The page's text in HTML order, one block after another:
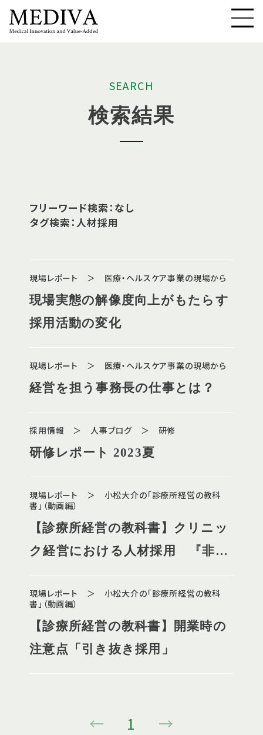
SEARCH
検索結果
フリーワード検索：なし
タグ検索：人材採用
現場レポート ＞ 医療・ヘルスケア事業の現場から
現場実態の解像度向上がもたらす
採用活動の変化
現場レポート ＞ 医療・ヘルスケア事業の現場から
経営を担う事務長の仕事とは？
採用情報 ＞ 人事ブログ ＞ 研修
研修レポート 2023夏
現場レポート ＞ 小松大介の「診療所経営の教科
書」（動画編）
【診療所経営の教科書】クリニッ
ク経営における人材採用 『非常
現場レポート ＞ 小松大介の「診療所経営の教科
書」（動画編）
【診療所経営の教科書】開業時の
注意点「引き抜き採用」
← 1 →